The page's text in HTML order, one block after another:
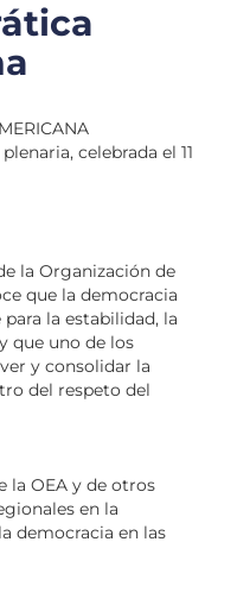
celebrada el 11
la Organización de
que la democracia
la estabilidad, la
que uno de los
y consolidar la
del respeto del
la OEA y de otros
en la
democracia en las